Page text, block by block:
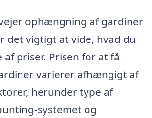
ophængning af gardiner
det vigtigt at vide, hvad du
priser. Prisen for at få
varierer afhængigt af
herunder type af
systemet og